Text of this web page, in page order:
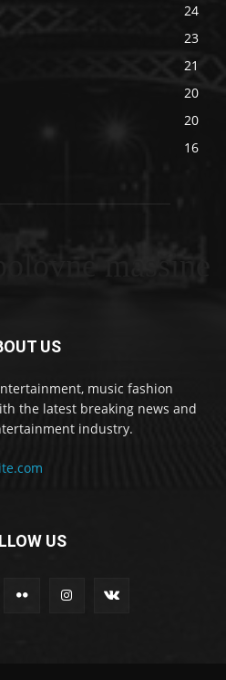
24
23
21
20
20
16
masšine
US
music fashion
the latest breaking news and
industry.
US